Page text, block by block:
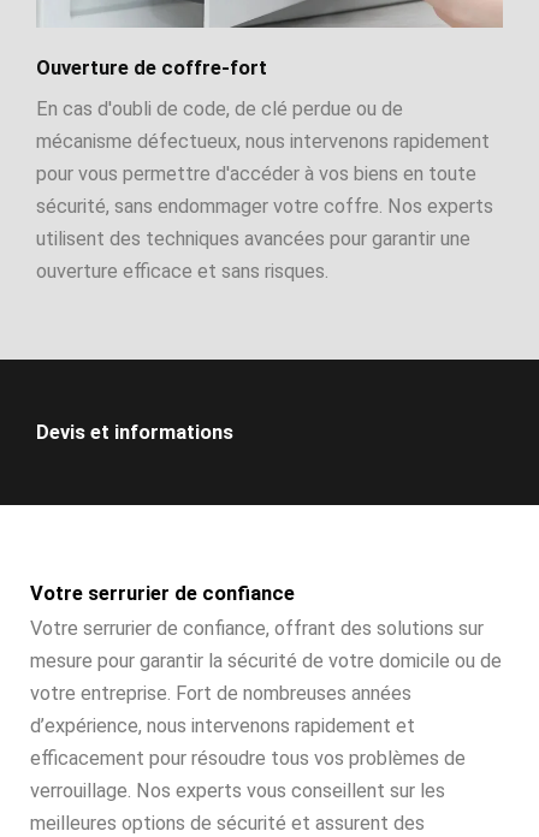
Ouverture de coffre-fort
En cas d'oubli de code, de clé perdue ou de
mécanisme défectueux, nous intervenons rapidement
pour vous permettre d'accéder à vos biens en toute
sécurité, sans endommager votre coffre. Nos experts
utilisent des techniques avancées pour garantir une
ouverture efficace et sans risques.
Devis et informations
Votre serrurier de confiance
Votre serrurier de confiance, offrant des solutions sur
mesure pour garantir la sécurité de votre domicile ou de
votre entreprise. Fort de nombreuses années
d’expérience, nous intervenons rapidement et
efficacement pour résoudre tous vos problèmes de
verrouillage. Nos experts vous conseillent sur les
meilleures options de sécurité et assurent des